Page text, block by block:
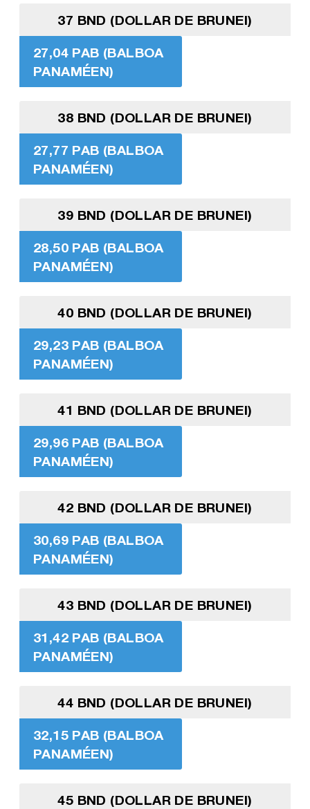
37 BND (DOLLAR DE BRUNEI)
27,04 PAB (BALBOA
PANAMÉEN)
38 BND (DOLLAR DE BRUNEI)
27,77 PAB (BALBOA
PANAMÉEN)
39 BND (DOLLAR DE BRUNEI)
28,50 PAB (BALBOA
PANAMÉEN)
40 BND (DOLLAR DE BRUNEI)
29,23 PAB (BALBOA
PANAMÉEN)
41 BND (DOLLAR DE BRUNEI)
29,96 PAB (BALBOA
PANAMÉEN)
42 BND (DOLLAR DE BRUNEI)
30,69 PAB (BALBOA
PANAMÉEN)
43 BND (DOLLAR DE BRUNEI)
31,42 PAB (BALBOA
PANAMÉEN)
44 BND (DOLLAR DE BRUNEI)
32,15 PAB (BALBOA
PANAMÉEN)
45 BND (DOLLAR DE BRUNEI)